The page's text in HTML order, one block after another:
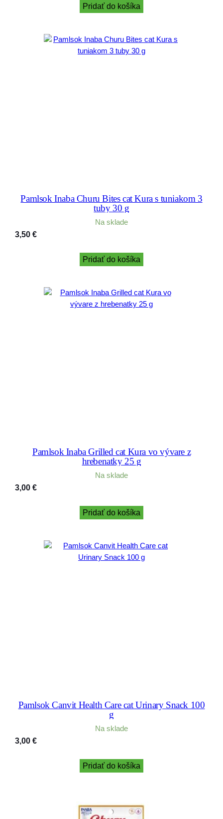
Pridať do košíka
Pamlsok Inaba Churu Bites cat Kura s tuniakom 3
tuby 30 g
Na sklade
3,50 €
Pridať do košíka
Pamlsok Inaba Grilled cat Kura vo vývare z
hrebenatky 25 g
Na sklade
3,00 €
Pridať do košíka
Pamlsok Canvit Health Care cat Urinary Snack 100
g
Na sklade
3,00 €
Pridať do košíka